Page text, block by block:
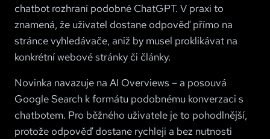
chatbot rozhraní podobné ChatGPT. V praxi to
znamená, že uživatel dostane odpověď přímo na
stránce vyhledávače, aniž by musel proklikávat na
konkrétní webové stránky či články.
Novinka navazuje na AI Overviews – a posouvá
Google Search k formátu podobnému konverzaci s
chatbotem. Pro běžného uživatele je to pohodlnější,
protože odpověď dostane rychleji a bez nutnosti